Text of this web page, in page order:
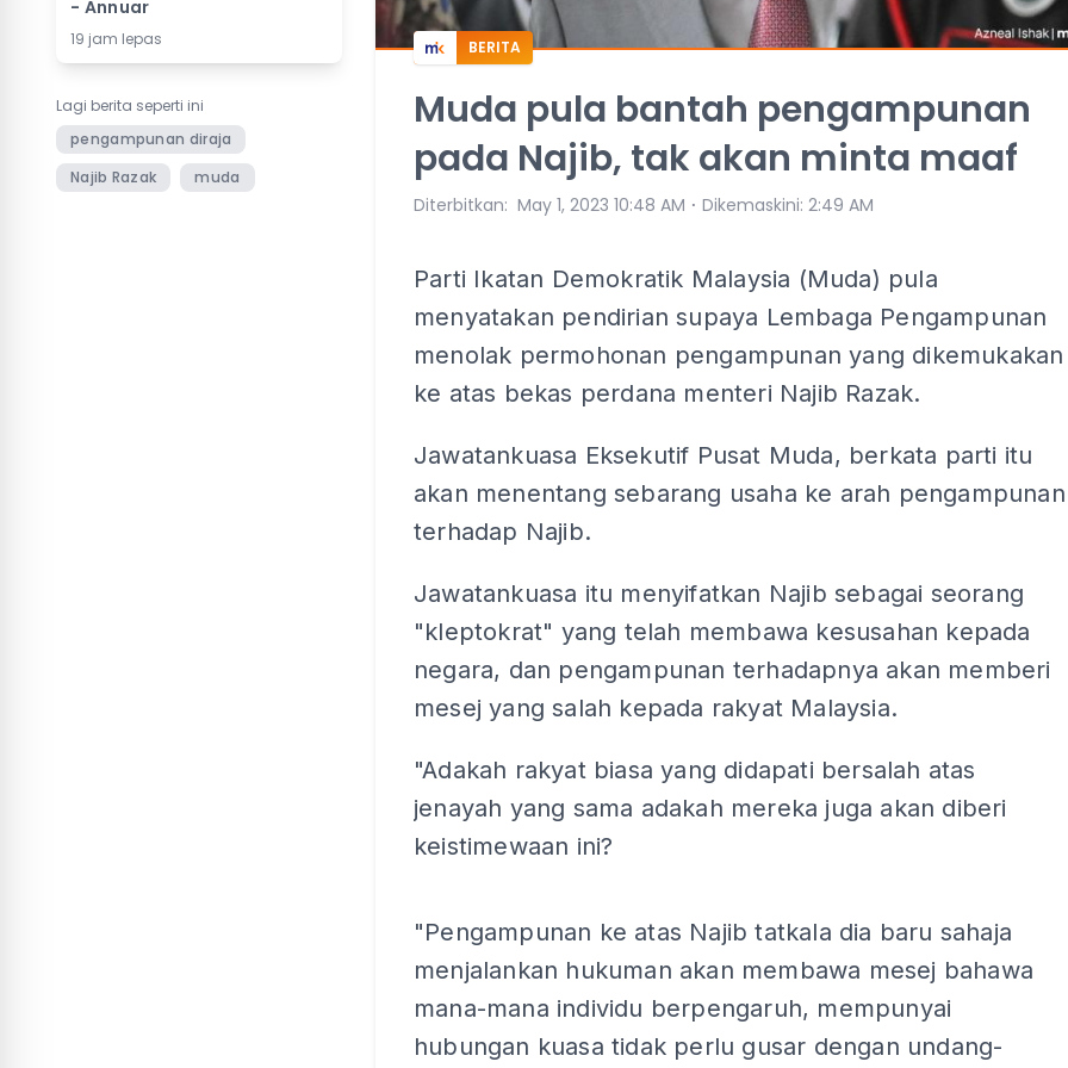
- Annuar
19 jam lepas
Lagi berita seperti ini
pengampunan diraja
Najib Razak
muda
BERITA
Muda pula bantah pengampunan
pada Najib, tak akan minta maaf
Diterbitkan: May 1, 2023 10:48 AM ⋅ Dikemaskini: 2:49 AM
Parti Ikatan Demokratik Malaysia (Muda) pula
menyatakan pendirian supaya Lembaga Pengampunan
menolak permohonan pengampunan yang dikemukakan
ke atas bekas perdana menteri Najib Razak.
Jawatankuasa Eksekutif Pusat Muda, berkata parti itu
akan menentang sebarang usaha ke arah pengampunan
terhadap Najib.
Jawatankuasa itu menyifatkan Najib sebagai seorang
"kleptokrat" yang telah membawa kesusahan kepada
negara, dan pengampunan terhadapnya akan memberi
mesej yang salah kepada rakyat Malaysia.
"Adakah rakyat biasa yang didapati bersalah atas
jenayah yang sama adakah mereka juga akan diberi
keistimewaan ini?
"Pengampunan ke atas Najib tatkala dia baru sahaja
menjalankan hukuman akan membawa mesej bahawa
mana-mana individu berpengaruh, mempunyai
hubungan kuasa tidak perlu gusar dengan undang-